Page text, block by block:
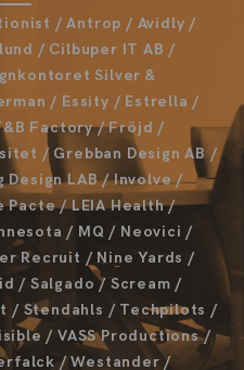
/ Antrop / Avidly /
/ Cilbuper IT AB /
Silver &
/ Essity / Estrella /
Factory / Fröjd /
/ Grebban Design AB /
Design LAB / Involve /
Pacte / LEIA Health /
/ MQ / Neovici /
Recruit / Nine Yards /
/ Salgado / Scream /
/ Stendahls / Techpilots /
/ VASS Productions /
/ Westander /